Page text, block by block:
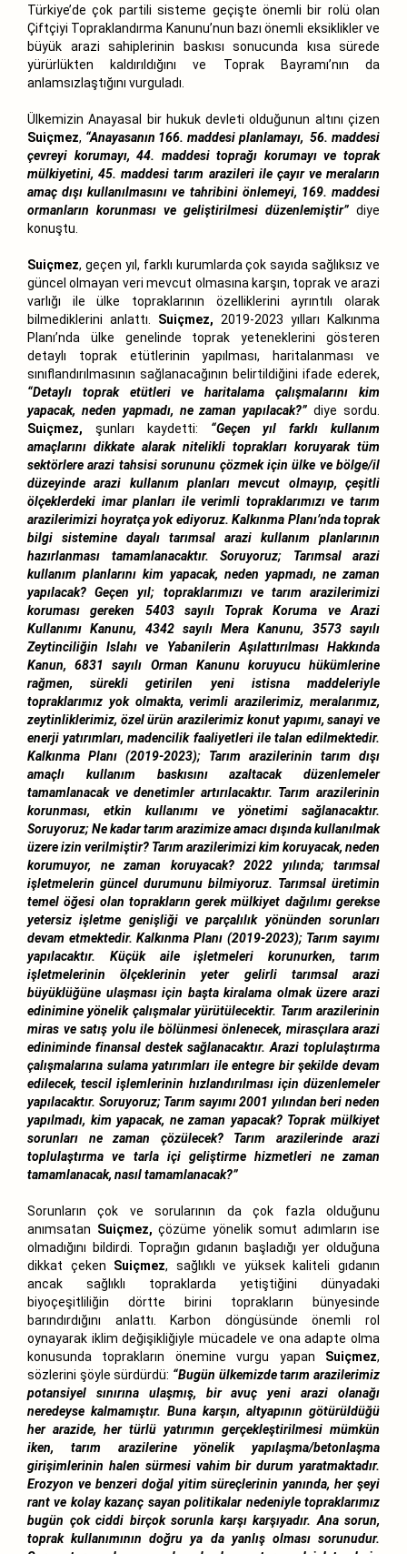
Türkiye’de çok partili sisteme geçişte önemli bir rolü olan
Çiftçiyi Topraklandırma Kanunu’nun bazı önemli eksiklikler ve
büyük arazi sahiplerinin baskısı sonucunda kısa sürede
yürürlükten kaldırıldığını ve Toprak Bayramı’nın da
anlamsızlaştığını vurguladı.
Ülkemizin Anayasal bir hukuk devleti olduğunun altını çizen
Suiçmez, “Anayasanın 166. maddesi planlamayı, 56. maddesi
çevreyi korumayı, 44. maddesi toprağı korumayı ve toprak
mülkiyetini, 45. maddesi tarım arazileri ile çayır ve meraların
amaç dışı kullanılmasını ve tahribini önlemeyi, 169. maddesi
ormanların korunması ve geliştirilmesi düzenlemiştir” diye
konuştu.
Suiçmez, geçen yıl, farklı kurumlarda çok sayıda sağlıksız ve
güncel olmayan veri mevcut olmasına karşın, toprak ve arazi
varlığı ile ülke topraklarının özelliklerini ayrıntılı olarak
bilmediklerini anlattı. Suiçmez, 2019-2023 yılları Kalkınma
Planı’nda ülke genelinde toprak yeteneklerini gösteren
detaylı toprak etütlerinin yapılması, haritalanması ve
sınıflandırılmasının sağlanacağının belirtildiğini ifade ederek,
“Detaylı toprak etütleri ve haritalama çalışmalarını kim
yapacak, neden yapmadı, ne zaman yapılacak?” diye sordu.
Suiçmez, şunları kaydetti: “Geçen yıl farklı kullanım
amaçlarını dikkate alarak nitelikli toprakları koruyarak tüm
sektörlere arazi tahsisi sorununu çözmek için ülke ve bölge/il
düzeyinde arazi kullanım planları mevcut olmayıp, çeşitli
ölçeklerdeki imar planları ile verimli topraklarımızı ve tarım
arazilerimizi hoyratça yok ediyoruz. Kalkınma Planı’nda toprak
bilgi sistemine dayalı tarımsal arazi kullanım planlarının
hazırlanması tamamlanacaktır. Soruyoruz; Tarımsal arazi
kullanım planlarını kim yapacak, neden yapmadı, ne zaman
yapılacak? Geçen yıl; topraklarımızı ve tarım arazilerimizi
koruması gereken 5403 sayılı Toprak Koruma ve Arazi
Kullanımı Kanunu, 4342 sayılı Mera Kanunu, 3573 sayılı
Zeytinciliğin Islahı ve Yabanilerin Aşılattırılması Hakkında
Kanun, 6831 sayılı Orman Kanunu koruyucu hükümlerine
rağmen, sürekli getirilen yeni istisna maddeleriyle
topraklarımız yok olmakta, verimli arazilerimiz, meralarımız,
zeytinliklerimiz, özel ürün arazilerimiz konut yapımı, sanayi ve
enerji yatırımları, madencilik faaliyetleri ile talan edilmektedir.
Kalkınma Planı (2019-2023); Tarım arazilerinin tarım dışı
amaçlı kullanım baskısını azaltacak düzenlemeler
tamamlanacak ve denetimler artırılacaktır. Tarım arazilerinin
korunması, etkin kullanımı ve yönetimi sağlanacaktır.
Soruyoruz; Ne kadar tarım arazimize amacı dışında kullanılmak
üzere izin verilmiştir? Tarım arazilerimizi kim koruyacak, neden
korumuyor, ne zaman koruyacak? 2022 yılında; tarımsal
işletmelerin güncel durumunu bilmiyoruz. Tarımsal üretimin
temel öğesi olan toprakların gerek mülkiyet dağılımı gerekse
yetersiz işletme genişliği ve parçalılık yönünden sorunları
devam etmektedir. Kalkınma Planı (2019-2023); Tarım sayımı
yapılacaktır. Küçük aile işletmeleri korunurken, tarım
işletmelerinin ölçeklerinin yeter gelirli tarımsal arazi
büyüklüğüne ulaşması için başta kiralama olmak üzere arazi
edinimine yönelik çalışmalar yürütülecektir. Tarım arazilerinin
miras ve satış yolu ile bölünmesi önlenecek, mirasçılara arazi
ediniminde finansal destek sağlanacaktır. Arazi toplulaştırma
çalışmalarına sulama yatırımları ile entegre bir şekilde devam
edilecek, tescil işlemlerinin hızlandırılması için düzenlemeler
yapılacaktır. Soruyoruz; Tarım sayımı 2001 yılından beri neden
yapılmadı, kim yapacak, ne zaman yapacak? Toprak mülkiyet
sorunları ne zaman çözülecek? Tarım arazilerinde arazi
toplulaştırma ve tarla içi geliştirme hizmetleri ne zaman
tamamlanacak, nasıl tamamlanacak?”
Sorunların çok ve sorularının da çok fazla olduğunu
anımsatan Suiçmez, çözüme yönelik somut adımların ise
olmadığını bildirdi. Toprağın gıdanın başladığı yer olduğuna
dikkat çeken Suiçmez, sağlıklı ve yüksek kaliteli gıdanın
ancak sağlıklı topraklarda yetiştiğini dünyadaki
biyoçeşitliliğin dörtte birini toprakların bünyesinde
barındırdığını anlattı. Karbon döngüsünde önemli rol
oynayarak iklim değişikliğiyle mücadele ve ona adapte olma
konusunda toprakların önemine vurgu yapan Suiçmez,
sözlerini şöyle sürdürdü: “Bugün ülkemizde tarım arazilerimiz
potansiyel sınırına ulaşmış, bir avuç yeni arazi olanağı
neredeyse kalmamıştır. Buna karşın, altyapının götürüldüğü
her arazide, her türlü yatırımın gerçekleştirilmesi mümkün
iken, tarım arazilerine yönelik yapılaşma/betonlaşma
girişimlerinin halen sürmesi vahim bir durum yaratmaktadır.
Erozyon ve benzeri doğal yitim süreçlerinin yanında, her şeyi
rant ve kolay kazanç sayan politikalar nedeniyle topraklarımız
bugün çok ciddi birçok sorunla karşı karşıyadır. Ana sorun,
toprak kullanımının doğru ya da yanlış olması sorunudur.